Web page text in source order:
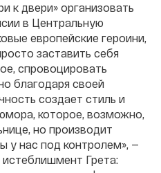
к двери» организовать
в Центральную
европейские героини,
заставить себя
спровоцировать
благодаря своей
создает стиль и
которое, возможно,
но производит
у нас под контролем», —
Грета: